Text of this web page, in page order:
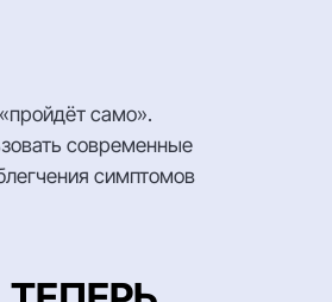
само».
современные
симптомов